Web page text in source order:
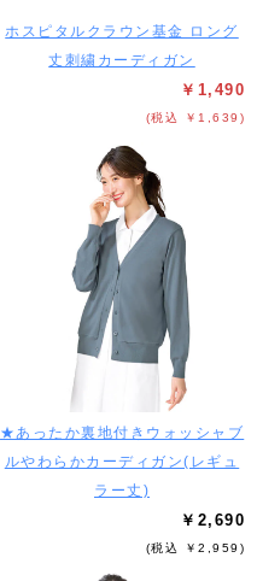
ホスピタルクラウン基金 ロング
丈刺繍カーディガン
￥1,490
(税込 ￥1,639)
★あったか裏地付きウォッシャブ
ルやわらかカーディガン(レギュ
ラー丈)
￥2,690
(税込 ￥2,959)